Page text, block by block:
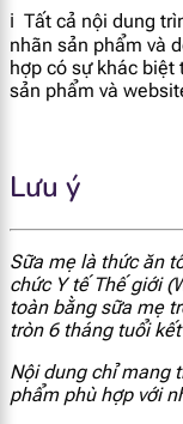
DHA
ALA
Vitamin E
ℹ️ Tất cả nội dung
nhãn sản phẩm và
hợp có sự khác biệt
sản phẩm và
Lưu ý
Sữa mẹ là thức ăn
chức Y tế Thế giới
toàn bằng sữa mẹ
tròn 6 tháng tuổi
Nội dung chỉ mang
phẩm phù hợp với